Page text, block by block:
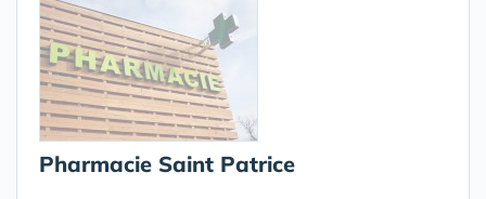
Pharmacie Saint Patrice